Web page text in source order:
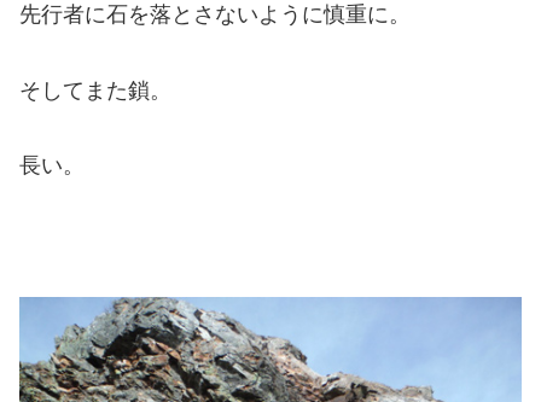
先行者に石を落とさないように慎重に。
そしてまた鎖。
長い。